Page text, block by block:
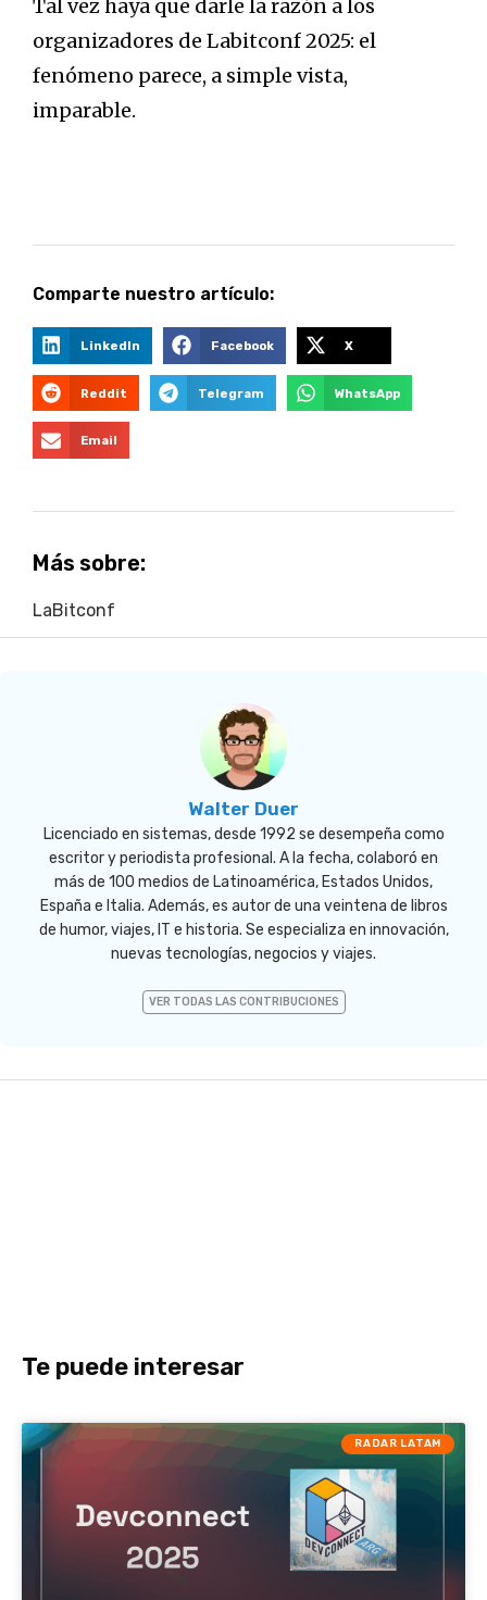
Tal vez haya que darle la razón a los
organizadores de Labitconf 2025: el
fenómeno parece, a simple vista,
imparable.
Comparte nuestro artículo:
LinkedIn Facebook X
Reddit Telegram WhatsApp
Email
Más sobre:
LaBitconf
Walter Duer
Licenciado en sistemas, desde 1992 se desempeña como
escritor y periodista profesional. A la fecha, colaboró en
más de 100 medios de Latinoamérica, Estados Unidos,
España e Italia. Además, es autor de una veintena de libros
de humor, viajes, IT e historia. Se especializa en innovación,
nuevas tecnologías, negocios y viajes.
VER TODAS LAS CONTRIBUCIONES
Te puede interesar
RADAR LATAM